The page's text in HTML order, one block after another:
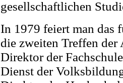
gesellschaftlichen
In 1979 feiert man das
die zweiten Treffen
Direktor der
Dienst der